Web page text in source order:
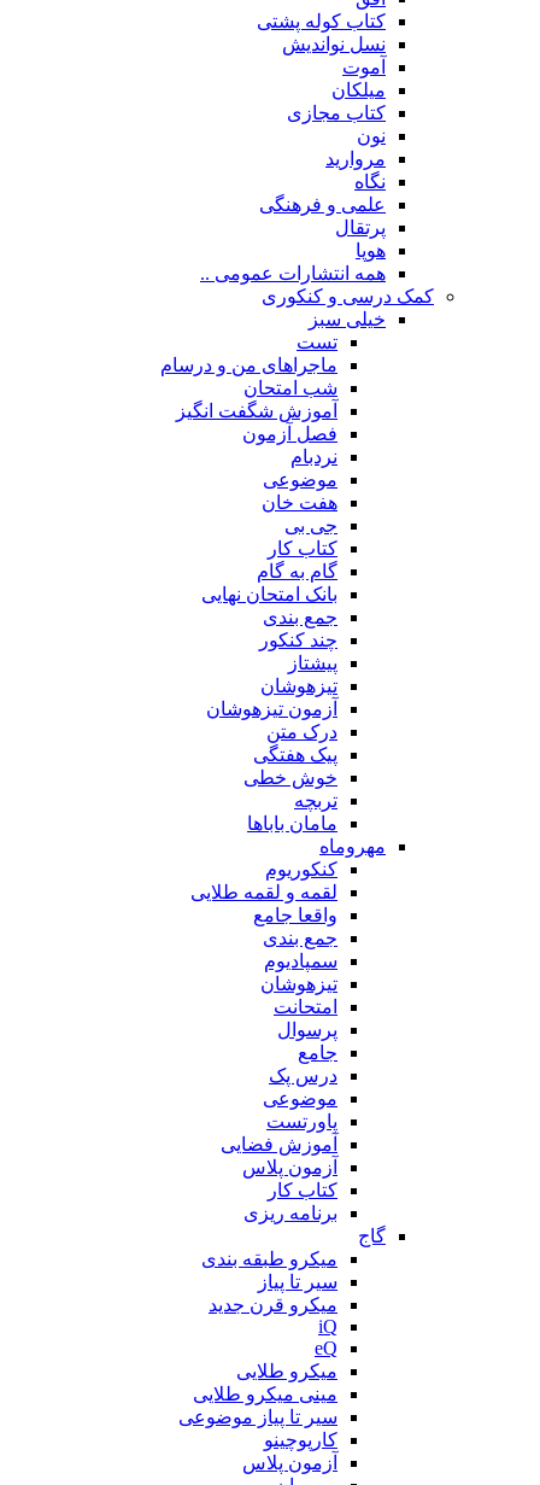
کتاب کوله پشتی
نسل نواندیش
آموت
میلکان
کتاب مجازی
نون
مروارید
نگاه
علمی و فرهنگی
پرتقال
هوپا
همه انتشارات عمومی ..
کمک درسی و کنکوری
خیلی سبز
تست
ماجراهای من و درسام
شب امتحان
آموزش شگفت انگیز
فصل آزمون
نردبام
موضوعی
هفت خان
جی بی
کتاب کار
گام به گام
بانک امتحان نهایی
جمع بندی
چند کنکور
پیشتاز
تیزهوشان
آزمون تیزهوشان
درک متن
پیک هفتگی
خوش خطی
تربچه
مامان باباها
مهروماه
کنکوریوم
لقمه و لقمه طلایی
واقعا جامع
جمع بندی
سمپادیوم
تیزهوشان
امتحانت
پرسوال
جامع
درس پک
موضوعی
پاورتست
آموزش فضایی
آزمون پلاس
کتاب کار
برنامه ریزی
گاج
میکرو طبقه بندی
سیر تا پیاز
میکرو قرن جدید
iQ
eQ
میکرو طلایی
مینی میکرو طلایی
سیر تا پیاز موضوعی
کارپوچینو
آزمون پلاس